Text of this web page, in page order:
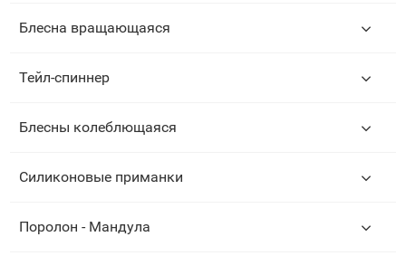
Блесна вращающаяся
Тейл-спиннер
Блесны колеблющаяся
Силиконовые приманки
Поролон - Мандула